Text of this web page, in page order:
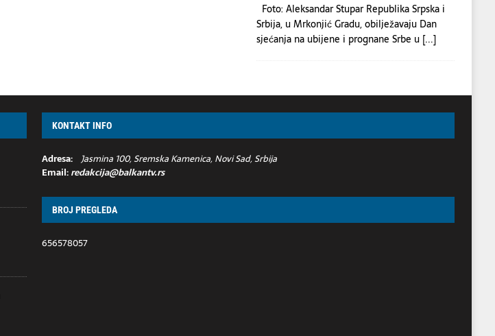
Foto: Aleksandar Stupar Republika Srpska i
Srbija, u Mrkonjić Gradu, obilježavaju Dan
sjećanja na ubijene i prognane Srbe u [...]
KONTAKT INFO
Adresa: Jasmina 100, Sremska Kamenica, Novi Sad, Srbija
Email:redakcija@balkantv.rs
BROJ PREGLEDA
656578057